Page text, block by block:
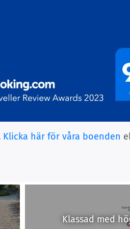
Klicka här för våra boenden
Klassad med